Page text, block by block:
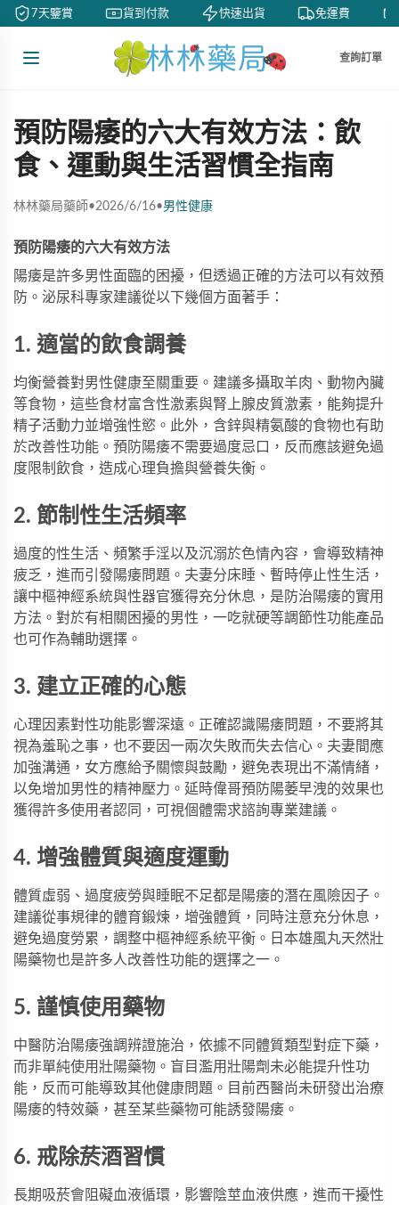
7天鑒賞 貨到付款 快速出貨 免運費
查詢訂單
預防陽痿的六大有效方法：飲
食、運動與生活習慣全指南
林林藥局藥師•2026/6/16•男性健康
預防陽痿的六大有效方法
陽痿是許多男性面臨的困擾，但透過正確的方法可以有效預
防。泌尿科專家建議從以下幾個方面著手：
1. 適當的飲食調養
均衡營養對男性健康至關重要。建議多攝取羊肉、動物內臟
等食物，這些食材富含性激素與腎上腺皮質激素，能夠提升
精子活動力並增強性慾。此外，含鋅與精氨酸的食物也有助
於改善性功能。預防陽痿不需要過度忌口，反而應該避免過
度限制飲食，造成心理負擔與營養失衡。
2. 節制性生活頻率
過度的性生活、頻繁手淫以及沉溺於色情內容，會導致精神
疲乏，進而引發陽痿問題。夫妻分床睡、暫時停止性生活，
讓中樞神經系統與性器官獲得充分休息，是防治陽痿的實用
方法。對於有相關困擾的男性， 一吃就硬等調節性功能產品
也可作為輔助選擇。
3. 建立正確的心態
心理因素對性功能影響深遠。正確認識陽痿問題，不要將其
視為羞恥之事，也不要因一兩次失敗而失去信心。夫妻間應
加強溝通，女方應給予關懷與鼓勵，避免表現出不滿情緒，
以免增加男性的精神壓力。 延時偉哥預防陽萎早洩的效果也
獲得許多使用者認同，可視個體需求諮詢專業建議。
4. 增強體質與適度運動
體質虛弱、過度疲勞與睡眠不足都是陽痿的潛在風險因子。
建議從事規律的體育鍛煉，增強體質，同時注意充分休息，
避免過度勞累，調整中樞神經系統平衡。 日本雄風丸天然壯
陽藥物也是許多人改善性功能的選擇之一。
5. 謹慎使用藥物
中醫防治陽痿強調辨證施治，依據不同體質類型對症下藥，
而非單純使用壯陽藥物。盲目濫用壯陽劑未必能提升性功
能，反而可能導致其他健康問題。目前西醫尚未研發出治療
陽痿的特效藥，甚至某些藥物可能誘發陽痿。
6. 戒除菸酒習慣
長期吸菸會阻礙血液循環，影響陰莖血液供應，進而干擾性